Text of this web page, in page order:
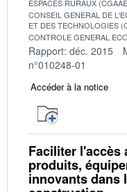
ESPACES RURAUX
CONSEIL GENERAL DE
ET DES TECHNOLOGIES
CONTROLE GENERAL
Rapport: déc. 2015
n°010248-01
Accéder à la notice
Faciliter l'accès
produits,
innovants dans